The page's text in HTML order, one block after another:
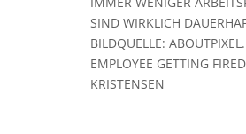
SIND WIRKLICH
BILDQUELLE:
EMPLOYEE GETTING
KRISTENSEN